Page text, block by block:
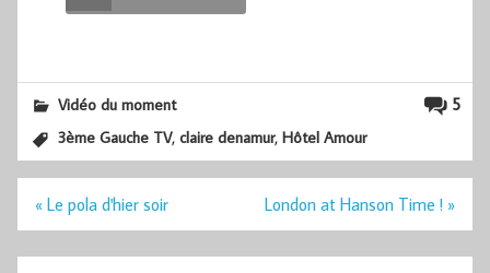
5
Vidéo du moment
3ème Gauche TV,claire denamur,Hôtel Amour
Navigation
« Le pola d'hier soir London at Hanson Time ! »